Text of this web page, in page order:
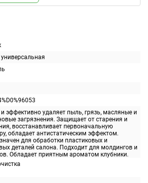
эффективно удаляет пыль, грязь, масляные и
загрязнения. Защищает от старения и
восстанавливает первоначальную
обладает антистатическим эффектом.
для обработки пластиковых и
деталей салона. Подходит для молдингов и
Обладает приятным ароматом клубники.